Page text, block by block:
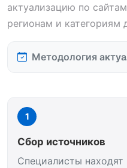
актуализацию по
регионам и категориям
Методология
1
Сбор источников
Специалисты